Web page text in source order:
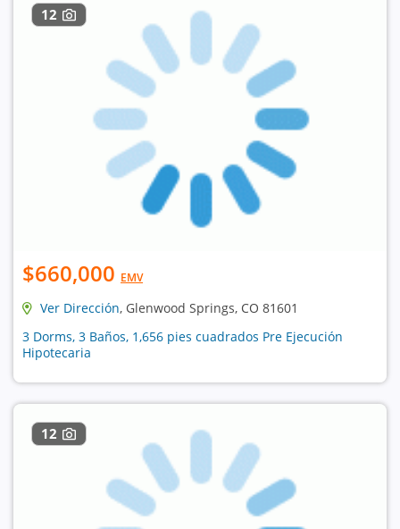
12
$660,000 EMV
Ver Dirección, Glenwood Springs, CO 81601
3 Dorms, 3 Baños, 1,656 pies cuadrados Pre Ejecución
Hipotecaria
12